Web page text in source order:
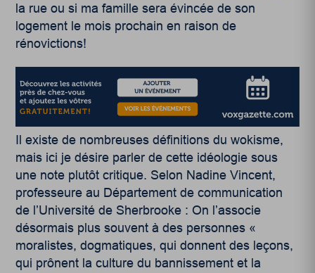
la rue ou si ma famille sera évincée de son
logement le mois prochain en raison de
rénovictions!
Il existe de nombreuses définitions du wokisme,
mais ici je désire parler de cette idéologie sous
une note plutôt critique. Selon Nadine Vincent,
professeure au Département de communication
de l’Université de Sherbrooke : On l’associe
désormais plus souvent à des personnes «
moralistes, dogmatiques, qui donnent des leçons,
qui prônent la culture du bannissement et la